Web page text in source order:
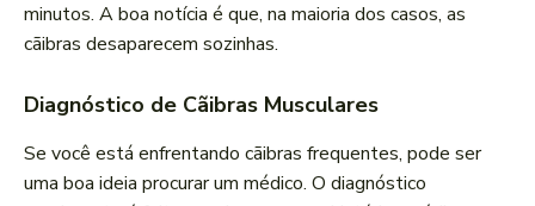
minutos. A boa notícia é que, na maioria dos casos, as
cãibras desaparecem sozinhas.
Diagnóstico de Cãibras Musculares
Se você está enfrentando cãibras frequentes, pode ser
uma boa ideia procurar um médico. O diagnóstico